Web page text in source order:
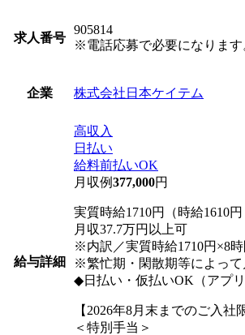
求人番号
905814
※電話応募で必要になります
企業 株式会社日本ケイテム
給与詳細
高収入
日払い
給料前払いOK
月収例377,000円
実質時給1710円（時給1610円
月収37.7万円以上可
※内訳／実質時給1710円×8
※繁忙期・閑散期等によっ
◆日払い・仮払いOK（アプ
【2026年8月末までのご入社
＜特別手当＞